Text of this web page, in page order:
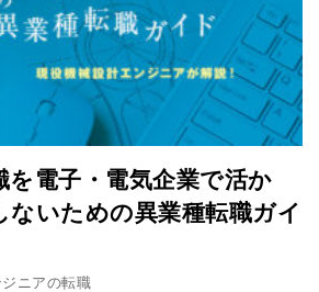
を電子・電気企業で活か
ないための異業種転職ガイ
ジニアの転職